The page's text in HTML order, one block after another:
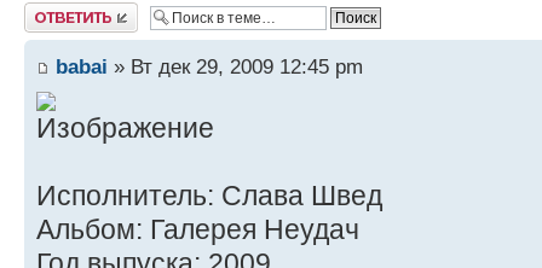
Ответить
babai » Вт дек 29, 2009 12:45 pm
Исполнитель: Слава Швед
Альбом: Галерея Неудач